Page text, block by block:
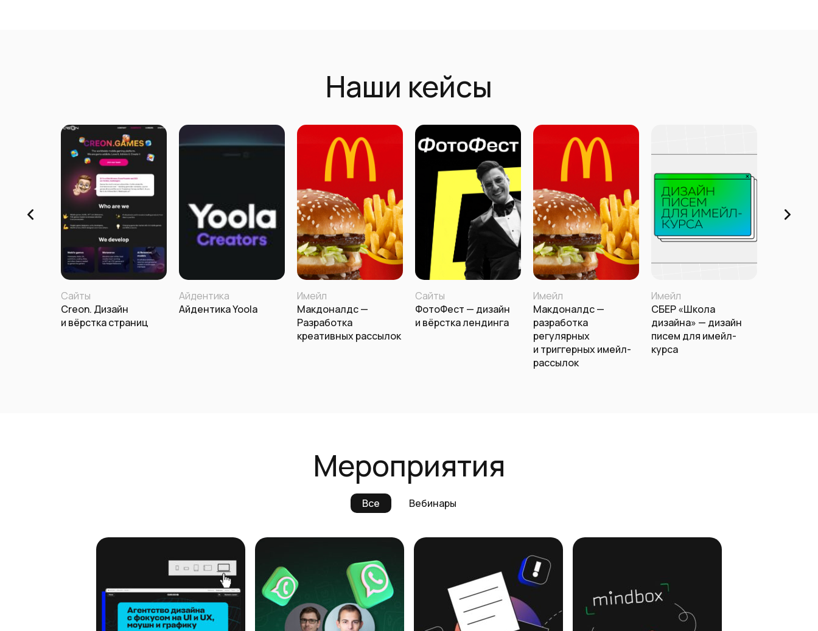
Наши кейсы
Сайты
Creon. Дизайн
и вёрстка страниц
Айдентика
Айдентика Yoola
Имейл
Макдоналдс —
Разработка
креативных рассылок
Сайты
ФотоФест — дизайн
и вёрстка лендинга
Имейл
Макдоналдс —
разработка
регулярных
и триггерных имейл-
рассылок
Имейл
СБЕР «Школа
дизайна» — дизайн
писем для имейл-
курса
Мероприятия
Все Вебинары